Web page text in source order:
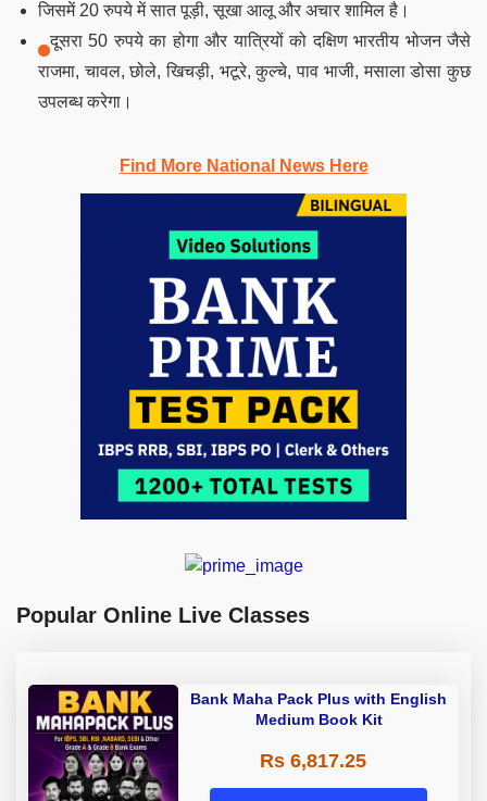
जिसमें 20 रुपये में सात पूड़ी, सूखा आलू और अचार शामिल है।
दूसरा 50 रुपये का होगा और यात्रियों को दक्षिण भारतीय भोजन जैसे
राजमा, चावल, छोले, खिचड़ी, भटूरे, कुल्चे, पाव भाजी, मसाला डोसा कुछ
उपलब्ध करेगा।
Find More National News Here
Popular Online Live Classes
Bank Maha Pack Plus with English
Medium Book Kit
Rs 6,817.25